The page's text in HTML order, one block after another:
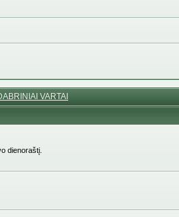
VARTAI
dienoraštį.